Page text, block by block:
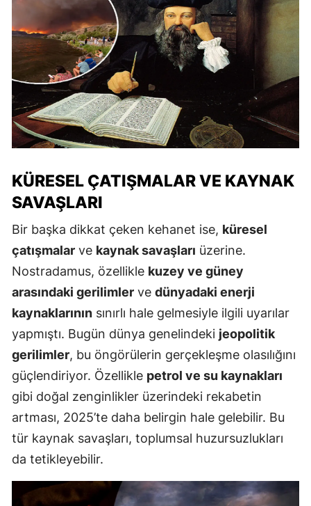
KÜRESEL ÇATIŞMALAR VE KAYNAK
SAVAŞLARI
Bir başka dikkat çeken kehanet ise, küresel
çatışmalar ve kaynak savaşları üzerine.
Nostradamus, özellikle kuzey ve güney
arasındaki gerilimler ve dünyadaki enerji
kaynaklarının sınırlı hale gelmesiyle ilgili uyarılar
yapmıştı. Bugün dünya genelindeki jeopolitik
gerilimler, bu öngörülerin gerçekleşme olasılığını
güçlendiriyor. Özellikle petrol ve su kaynakları
gibi doğal zenginlikler üzerindeki rekabetin
artması, 2025’te daha belirgin hale gelebilir. Bu
tür kaynak savaşları, toplumsal huzursuzlukları
da tetikleyebilir.